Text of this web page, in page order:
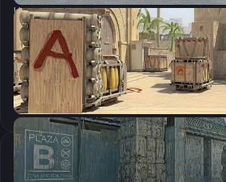
Чувствительность мыши в зуме:
Чувствительность мыши в Windows:
Ускорение мыши:
m_rawinput:
Настройки экрана